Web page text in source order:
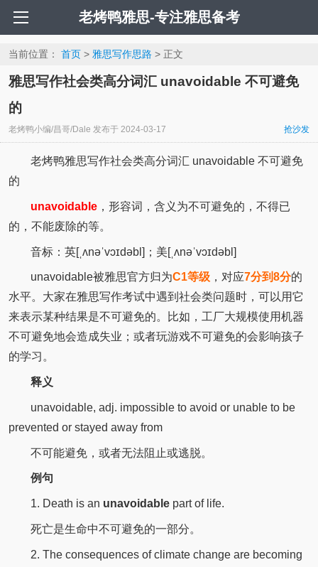
老烤鸭雅思-专注雅思备考
当前位置： 首页> 雅思写作思路 > 正文
雅思写作社会类高分词汇 unavoidable 不可避免
的
老烤鸭小编/昌哥/Dale 发布于 2024-03-17 抢沙发
老烤鸭雅思写作社会类高分词汇 unavoidable 不可避免
的
unavoidable，形容词，含义为不可避免的，不得已
的，不能废除的等。
音标：英[ˌʌnəˈvɔɪdəbl]；美[ˌʌnəˈvɔɪdəbl]
unavoidable被雅思官方归为C1等级，对应7分到8分的
水平。大家在雅思写作考试中遇到社会类问题时，可以用它
来表示某种结果是不可避免的。比如，工厂大规模使用机器
不可避免地会造成失业；或者玩游戏不可避免的会影响孩子
的学习。
释义
unavoidable, adj. impossible to avoid or unable to be
prevented or stayed away from
不可能避免，或者无法阻止或逃脱。
例句
1. Death is an unavoidablepart of life.
死亡是生命中不可避免的一部分。
2. The consequences of climate change are becoming